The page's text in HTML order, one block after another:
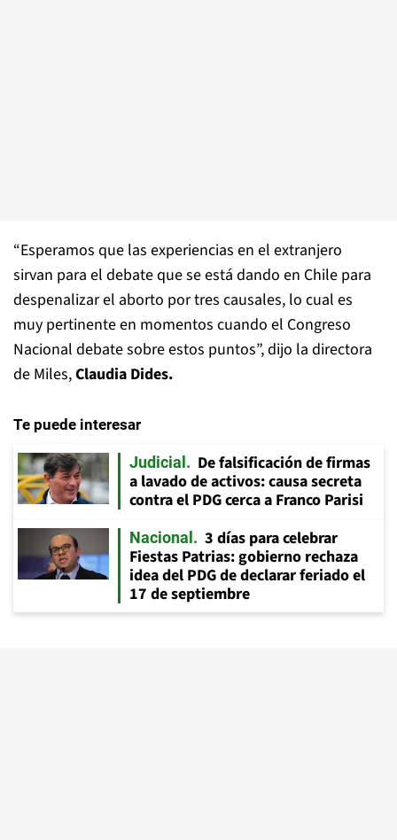
“Esperamos que las experiencias en el extranjero
sirvan para el debate que se está dando en Chile para
despenalizar el aborto por tres causales, lo cual es
muy pertinente en momentos cuando el Congreso
Nacional debate sobre estos puntos”, dijo la directora
de Miles,Claudia Dides.
Te puede interesar
Judicial
De falsificación de firmas
a lavado de activos: causa secreta
contra el PDG cerca a Franco Parisi
Nacional
3 días para celebrar
Fiestas Patrias: gobierno rechaza
idea del PDG de declarar feriado el
17 de septiembre